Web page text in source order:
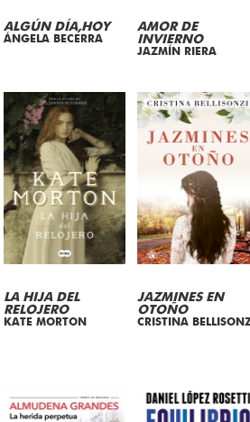
ALGÚN DÍA,HOY
ÁNGELA BECERRA
AMOR DE
INVIERNO
JAZMÍN RIERA
LA HIJA DEL
RELOJERO
KATE MORTON
JAZMINES EN
OTOÑO
CRISTINA